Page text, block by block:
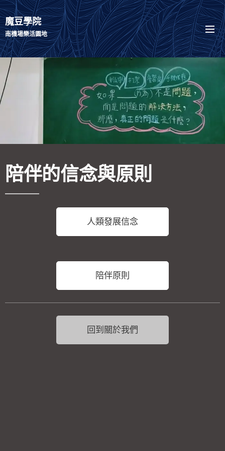
魔豆學院
南機場樂活園地
陪伴的信念與原則
人類發展信念
陪伴原則
回到關於我們